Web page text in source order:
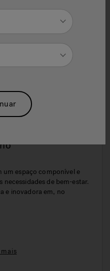
um espaço componível e
necessidades de bem-estar.
e inovadora em, no